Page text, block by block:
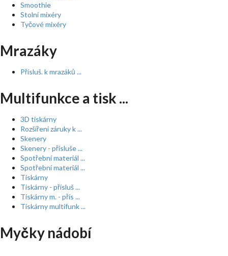
Smoothie
Stolní mixéry
Tyčové mixéry
Mrazáky
Přísluš. k mrazáků ...
Multifunkce a tisk ...
3D tiskárny
Rozšíření záruky k ...
Skenery
Skenery - přísluše ...
Spotřební materiál ...
Spotřební materiál ...
Tiskárny
Tiskárny - přísluš ...
Tiskárny m. - přís ...
Tiskárny multifunk ...
Myčky nádobí